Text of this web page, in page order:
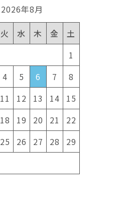
2026年8月
火 水 木 金
土
1
4 5 6 7
8
11 12 13 14
15
18 19 20 21
22
25 26 27 28
29